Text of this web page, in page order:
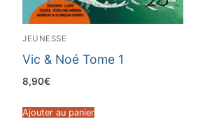
JEUNESSE
Vic & Noé Tome 1
8,90€
Ajouter au panier